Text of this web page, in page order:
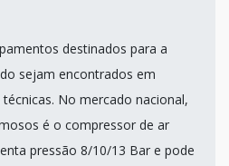
destinados para a
sejam encontrados em
No mercado nacional,
é o compressor de ar
pressão 8/10/13 Bar e pode